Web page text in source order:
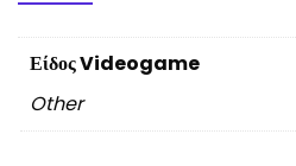
Είδος Videogame
Other